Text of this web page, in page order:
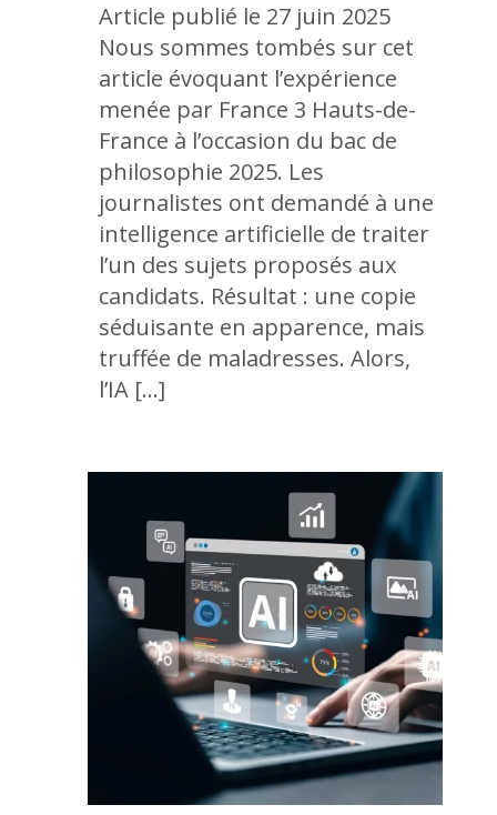
Article publié le 27 juin 2025
Nous sommes tombés sur cet
article évoquant l’expérience
menée par France 3 Hauts-de-
France à l’occasion du bac de
philosophie 2025. Les
journalistes ont demandé à une
intelligence artificielle de traiter
l’un des sujets proposés aux
candidats. Résultat : une copie
séduisante en apparence, mais
truffée de maladresses. Alors,
l’IA […]